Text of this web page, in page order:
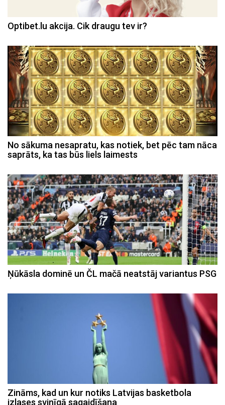
Optibet.lu akcija. Cik draugu tev ir?
No sākuma nesapratu, kas notiek, bet pēc tam nāca
saprāts, ka tas būs liels laimests
Ņūkāsla dominē un ČL mačā neatstāj variantus PSG
Zināms, kad un kur notiks Latvijas basketbola
izlases svinīgā sagaidīšana